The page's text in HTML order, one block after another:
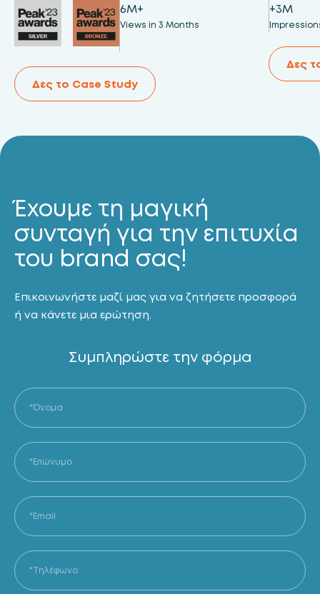
6M+
Views in 3 Months
Δες το Case Study
+3M
Δες
Έχουμε τη μαγική
συνταγή για την επιτυχία
του brand σας!
Επικοινωνήστε μαζί μας για να ζητήσετε προσφορά
ή να κάνετε μια ερώτηση.
Συμπληρώστε την φόρμα